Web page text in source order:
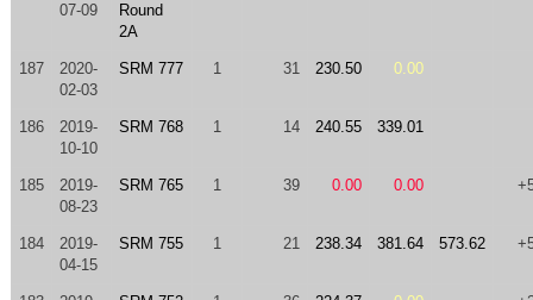
07-09
Round
2A
187
2020-
02-03
SRM 777 1 31 230.50 0.00
186
2019-
10-10
SRM 768 1 14 240.55 339.01
185
2019-
08-23
SRM 765 1 39 0.00 0.00
184
2019-
04-15
SRM 755 1 21 238.34 381.64 573.62